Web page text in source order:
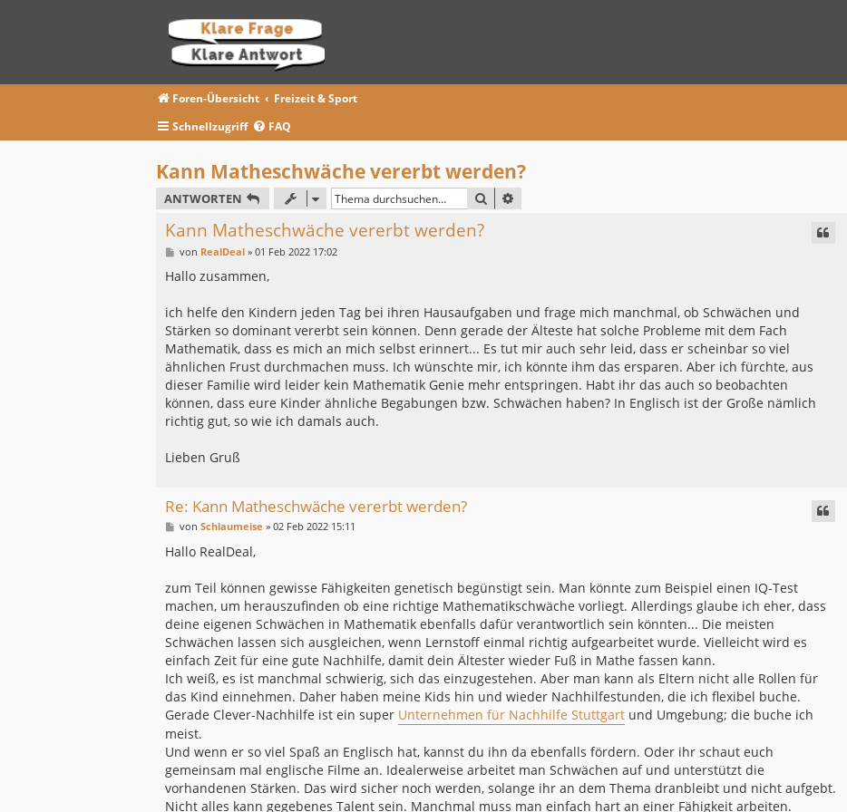
Foren-Übersicht
Freizeit & Sport
Schnellzugriff
FAQ
Kann Matheschwäche vererbt werden?
ANTWORTEN SUCHE
Kann Matheschwäche vererbt werden?
B
i
a
g
von RealDeal» 01 Feb 2022 17:02
Hallo zusammen,
ich helfe den Kindern jeden Tag bei ihren Hausaufgaben und frage mich manchmal, ob Schwächen und
Stärken so dominant vererbt sein können. Denn gerade der Älteste hat solche Probleme mit dem Fach
Mathematik, dass es mich an mich selbst erinnert... Es tut mir auch sehr leid, dass er scheinbar so viel
ähnlichen Frust durchmachen muss. Ich wünschte mir, ich könnte ihm das ersparen. Aber ich fürchte, aus
dieser Familie wird leider kein Mathematik Genie mehr entspringen. Habt ihr das auch so beobachten
können, dass eure Kinder ähnliche Begabungen bzw. Schwächen haben? In Englisch ist der Große nämlich
richtig gut, so wie ich damals auch.
Lieben Gruß
Re: Kann Matheschwäche vererbt werden?
B
i
t
a
g
von Schlaumeise » 02 Feb 2022 15:11
Hallo RealDeal,
zum Teil können gewisse Fähigkeiten genetisch begünstigt sein. Man könnte zum Beispiel einen IQ-Test
machen, um herauszufinden ob eine richtige Mathematikschwäche vorliegt. Allerdings glaube ich eher, dass
deine eigenen Schwächen in Mathematik ebenfalls dafür verantwortlich sein könnten... Die meisten
Schwächen lassen sich ausgleichen, wenn Lernstoff einmal richtig aufgearbeitet wurde. Vielleicht wird es
einfach Zeit für eine gute Nachhilfe, damit dein Ältester wieder Fuß in Mathe fassen kann.
Ich weiß, es ist manchmal schwierig, sich das einzugestehen. Aber man kann als Eltern nicht alle Rollen für
das Kind einnehmen. Daher haben meine Kids hin und wieder Nachhilfestunden, die ich flexibel buche.
Gerade Clever-Nachhilfe ist ein super Unternehmen für Nachhilfe Stuttgart und Umgebung; die buche ich
meist.
Und wenn er so viel Spaß an Englisch hat, kannst du ihn da ebenfalls fördern. Oder ihr schaut euch
gemeinsam mal englische Filme an. Idealerweise arbeitet man Schwächen auf und unterstützt die
vorhandenen Stärken. Das wird sicher noch werden, solange ihr an dem Thema dranbleibt und nicht aufgebt.
Nicht alles kann gegebenes Talent sein. Manchmal muss man einfach hart an einer Fähigkeit arbeiten.